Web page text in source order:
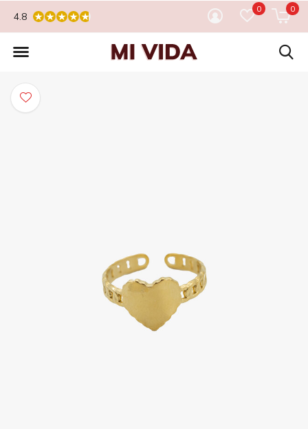
0 0
4.8